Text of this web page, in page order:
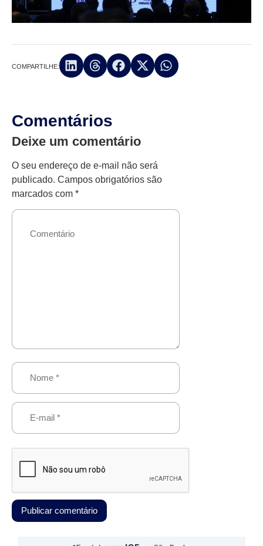
COMPARTILHE:
Comentários
Deixe um comentário
O seu endereço de e-mail não será
publicado. Campos obrigatórios são
marcados com *